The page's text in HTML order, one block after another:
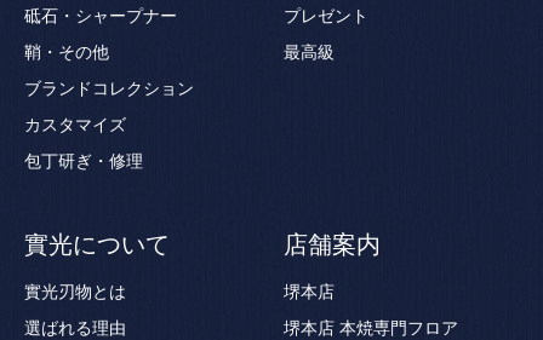
砥石・シャープナー
鞘・その他
ブランドコレクション
カスタマイズ
包丁研ぎ・修理
プレゼント
最高級
實光について
實光刃物とは
選ばれる理由
店舗案内
堺本店
堺本店 本焼専門フロア